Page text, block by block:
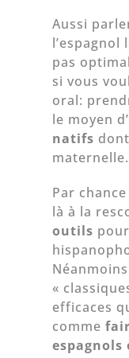
Aussi
pas
si vous
oral:
le moyen
natifs
maternelle.
Par chance
là à la
outils
«
efficaces
comme